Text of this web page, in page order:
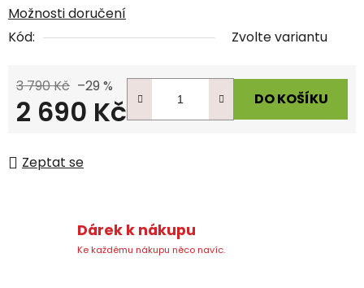
Možnosti doručení
Kód:
Zvolte variantu
3 790 Kč –29 %
2 690 Kč DO KOŠÍKU
Zeptat se
Dárek k nákupu
Ke každému nákupu něco navíc.